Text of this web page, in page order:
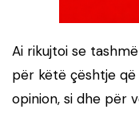
Ai rikujtoi se
për këtë çështje
opinion, si dhe për